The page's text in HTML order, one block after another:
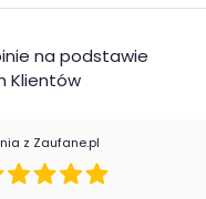
ale także
na podstawie
Klientów
z Zaufane.pl